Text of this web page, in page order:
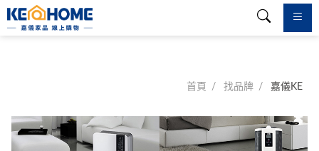
首頁 找品牌 嘉儀KE